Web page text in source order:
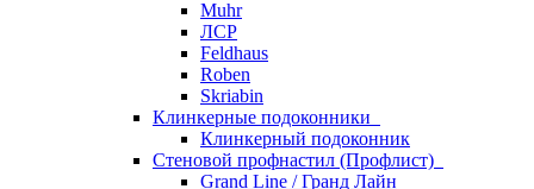
Muhr
ЛСР
Feldhaus
Roben
Skriabin
Клинкерные подоконники
Клинкерный подоконник
Стеновой профнастил (Профлист)
Grand Line / Гранд Лайн